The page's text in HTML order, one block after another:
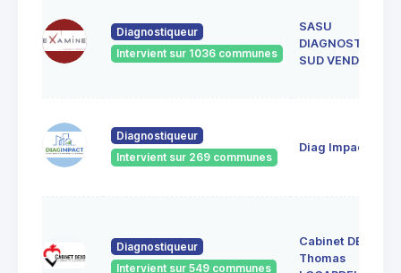
Diagnostiqueur
Intervient sur 1036 communes
SASU
DIAGNOSTICS
SUD VENDEE
Diagnostiqueur
Intervient sur 269 communes
Diag Impact
Diagnostiqueur
Intervient sur 549 communes
Cabinet DEXO
Thomas